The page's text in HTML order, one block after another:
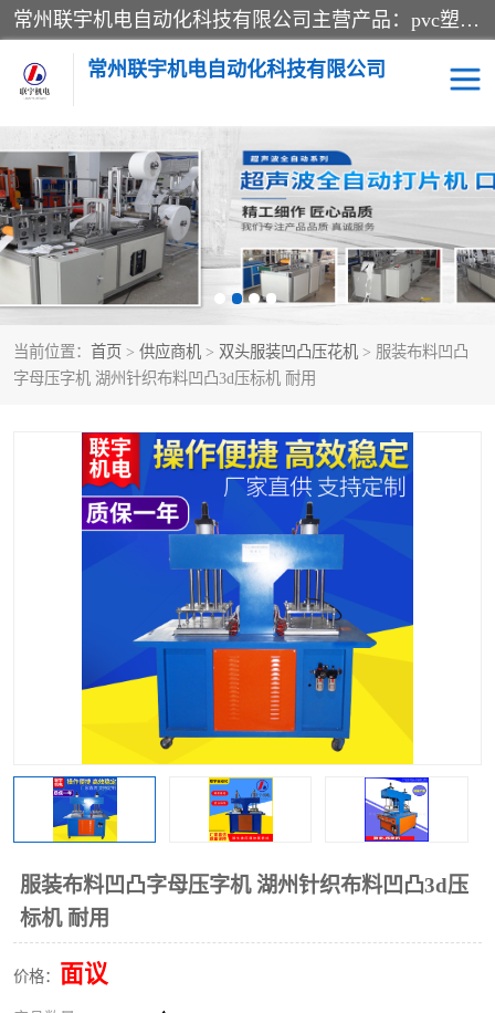
常州联宇机电自动化科技有限公司主营产品：pvc塑料焊机、高频热合机、软膜天花压边机、服装布料凹凸压花机、布料3d压印设备、服装植胶设备、超声波布料花边机、无纺布热合机、全自动压花机。
常州联宇机电自动化科技有限公司
当前位置： 首页 > 供应商机 > 双头服装凹凸压花机 > 服装布料凹凸
字母压字机 湖州针织布料凹凸3d压标机 耐用
服装布料凹凸字母压字机 湖州针织布料凹凸3d压
标机 耐用
价格： 面议
压花定型机以及压花模具 超声波热合机
高频热合机 超声波花边机
超声波复合压花机 凹凸压花机压标机
3040凹凸压花机 双头服装凹凸压花机
高频压花压标机 自动超声波打片成型机
泡壳包装封口机 海绵产品成型机